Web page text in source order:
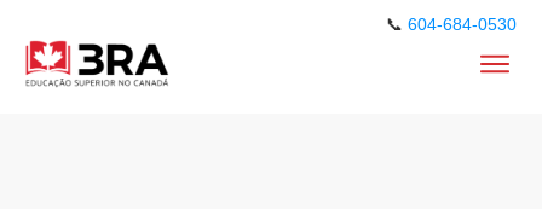
📞 604-684-0530